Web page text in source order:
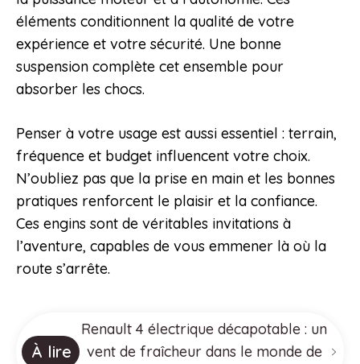
éléments conditionnent la qualité de votre
expérience et votre sécurité. Une bonne
suspension complète cet ensemble pour
absorber les chocs.
Penser à votre usage est aussi essentiel : terrain,
fréquence et budget influencent votre choix.
N’oubliez pas que la prise en main et les bonnes
pratiques renforcent le plaisir et la confiance.
Ces engins sont de véritables invitations à
l’aventure, capables de vous emmener là où la
route s’arrête.
À lire
Renault 4 électrique décapotable : un
vent de fraîcheur dans le monde de